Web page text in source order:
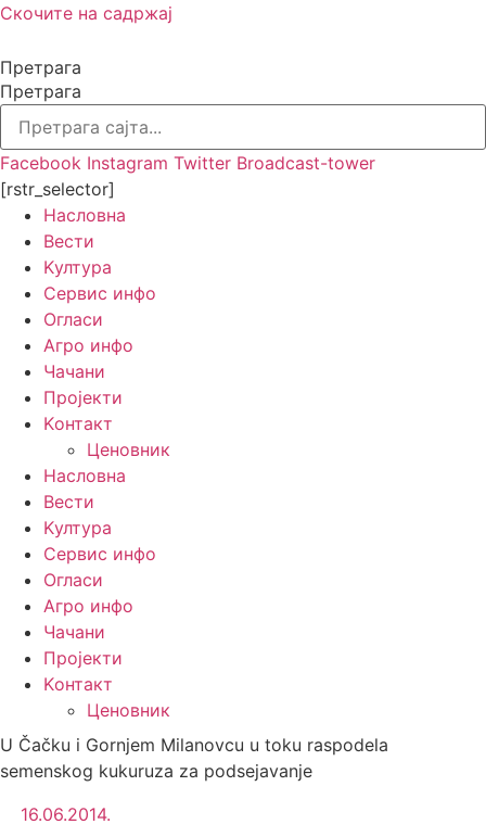
Скочите на садржај
Претрага
Претрага
Facebook Instagram Twitter Broadcast-tower
[rstr_selector]
Насловна
Вести
Kултура
Сервис инфо
Огласи
Агро инфо
Чачани
Пројекти
Kонтакт
Ценовник
Насловна
Вести
Kултура
Сервис инфо
Огласи
Агро инфо
Чачани
Пројекти
Kонтакт
Ценовник
U Čačku i Gornjem Milanovcu u toku raspodela
semenskog kukuruza za podsejavanje
16.06.2014.